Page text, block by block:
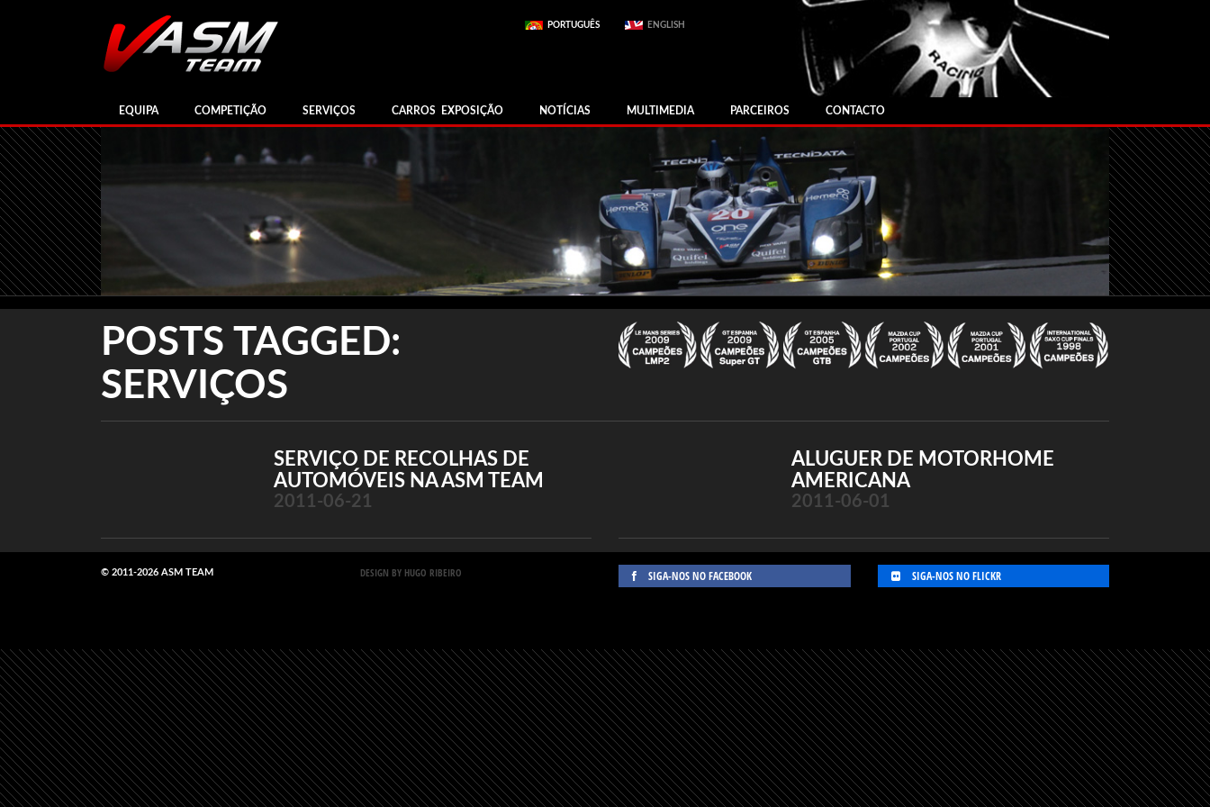
PORTUGUÊS ENGLISH
EQUIPA COMPETIÇÃO SERVIÇOS CARROS EXPOSIÇÃO NOTÍCIAS MULTIMEDIA PARCEIROS CONTACTO
POSTS TAGGED:
SERVIÇOS
SERVIÇO DE RECOLHAS DE
AUTOMÓVEIS NA ASM TEAM
2011-06-21
ALUGUER DE MOTORHOME
AMERICANA
2011-06-01
© 2011-2026 ASM TEAM DESIGN BY HUGO RIBEIRO SIGA-NOS NO FACEBOOK SIGA-NOS NO FLICKR